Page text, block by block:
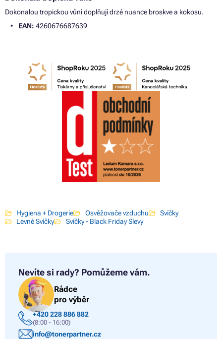
Dokonalou tropickou vůni doplňují drzé nuance broskve a kokosu.
EAN: 4260676687639
Hygiena + Drogerie Osvěžovače vzduchu
Svíčky
Levné Svíčky
Svíčky - Black Friday Slevy
Nevíte si rady? Pomůžeme vám.
Rádce
pro výběr
+420 228 886 882
(8:00 - 16:00)
info@tonerpartner.cz